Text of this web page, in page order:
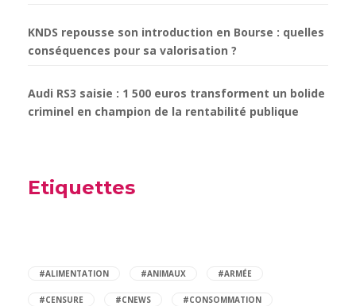
KNDS repousse son introduction en Bourse : quelles
conséquences pour sa valorisation ?
Audi RS3 saisie : 1 500 euros transforment un bolide
criminel en champion de la rentabilité publique
Etiquettes
#ALIMENTATION #ANIMAUX #ARMÉE
#CENSURE #CNEWS #CONSOMMATION